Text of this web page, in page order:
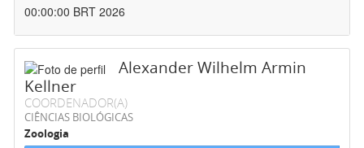
00:00:00 BRT 2026
Alexander Wilhelm Armin
Kellner
COORDENADOR(A)
CIÊNCIAS BIOLÓGICAS
Zoologia